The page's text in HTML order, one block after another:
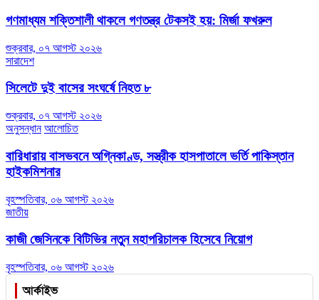
গণমাধ্যম শক্তিশালী থাকলে গণতন্ত্র টেকসই হয়: মির্জা ফখরুল
শুক্রবার, ০৭ আগস্ট ২০২৬
সারাদেশ
সিলেটে দুই বাসের সংঘর্ষে নিহত ৮
শুক্রবার, ০৭ আগস্ট ২০২৬
অনুসন্ধান আলোচিত
বারিধারায় বাসভবনে অগ্নিকাণ্ড, সস্ত্রীক হাসপাতালে ভর্তি পাকিস্তান
হাইকমিশনার
বৃহস্পতিবার, ০৬ আগস্ট ২০২৬
জাতীয়
কাজী জেসিনকে বিটিভির নতুন মহাপরিচালক হিসেবে নিয়োগ
বৃহস্পতিবার, ০৬ আগস্ট ২০২৬
আর্কাইভ